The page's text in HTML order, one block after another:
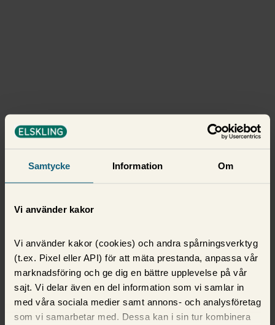
Samtycke Information Om
Vi använder kakor
Vi använder kakor (cookies) och andra spårningsverktyg
(t.ex. Pixel eller API) för att mäta prestanda, anpassa vår
marknadsföring och ge dig en bättre upplevelse på vår
sajt. Vi delar även en del information som vi samlar in
med våra sociala medier samt annons- och analysföretag
som vi samarbetar med. Dessa kan i sin tur kombinera